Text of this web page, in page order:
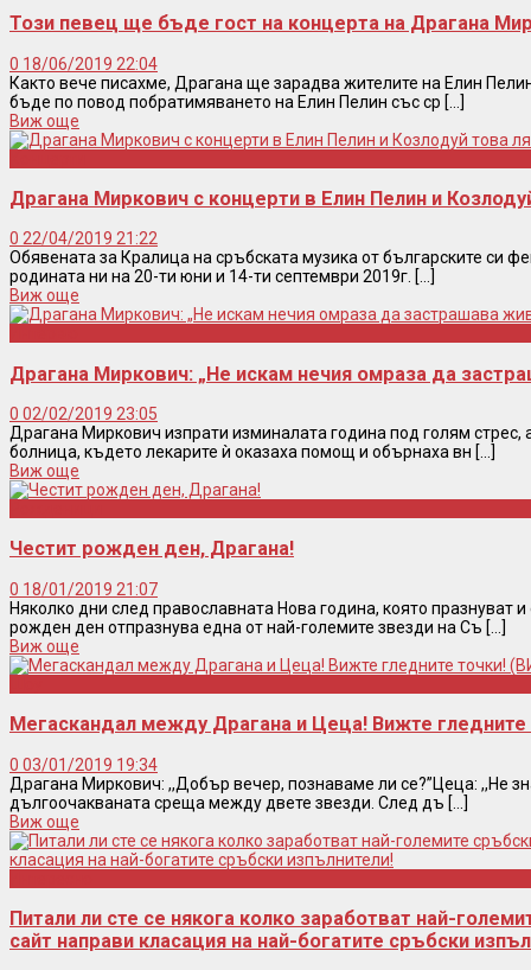
Този певец ще бъде гост на концерта на Драгана
0 18/06/2019 22:04
Както вече писахме, Драгана ще зарадва жителите на Елин
бъде по повод побратимяването на Елин Пелин със ср [...]
Виж още
Драгана Миркович с концерти в Елин Пелин и
0 22/04/2019 21:22
Обявената за Кралица на сръбската музика от българските си
родината ни на 20-ти юни и 14-ти септември 2019г. [...]
Виж още
Драгана Миркович: „Не искам нечия омраза да
0 02/02/2019 23:05
Драгана Миркович изпрати изминалата година под голям стрес,
болница, където лекарите ѝ оказаха помощ и обърнаха вн [...]
Виж още
Честит рожден ден, Драгана!
0 18/01/2019 21:07
Няколко дни след православната Нова година, която празнуват
рожден ден отпразнува една от най-големите звезди на Съ [...]
Виж още
Мегаскандал между Драгана и Цеца! Вижте
0 03/01/2019 19:34
Драгана Миркович: ,,Добър вечер, познаваме ли се?”Цеца: ,,Не
дългоочакваната среща между двете звезди. След дъ [...]
Виж още
Питали ли сте се някога колко заработват най-
сайт направи класация на най-богатите сръбски